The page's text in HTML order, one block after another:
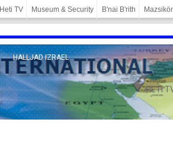
Heti TV Museum & Security B'nai B'rith
HALLJAD IZRAEL
HETI